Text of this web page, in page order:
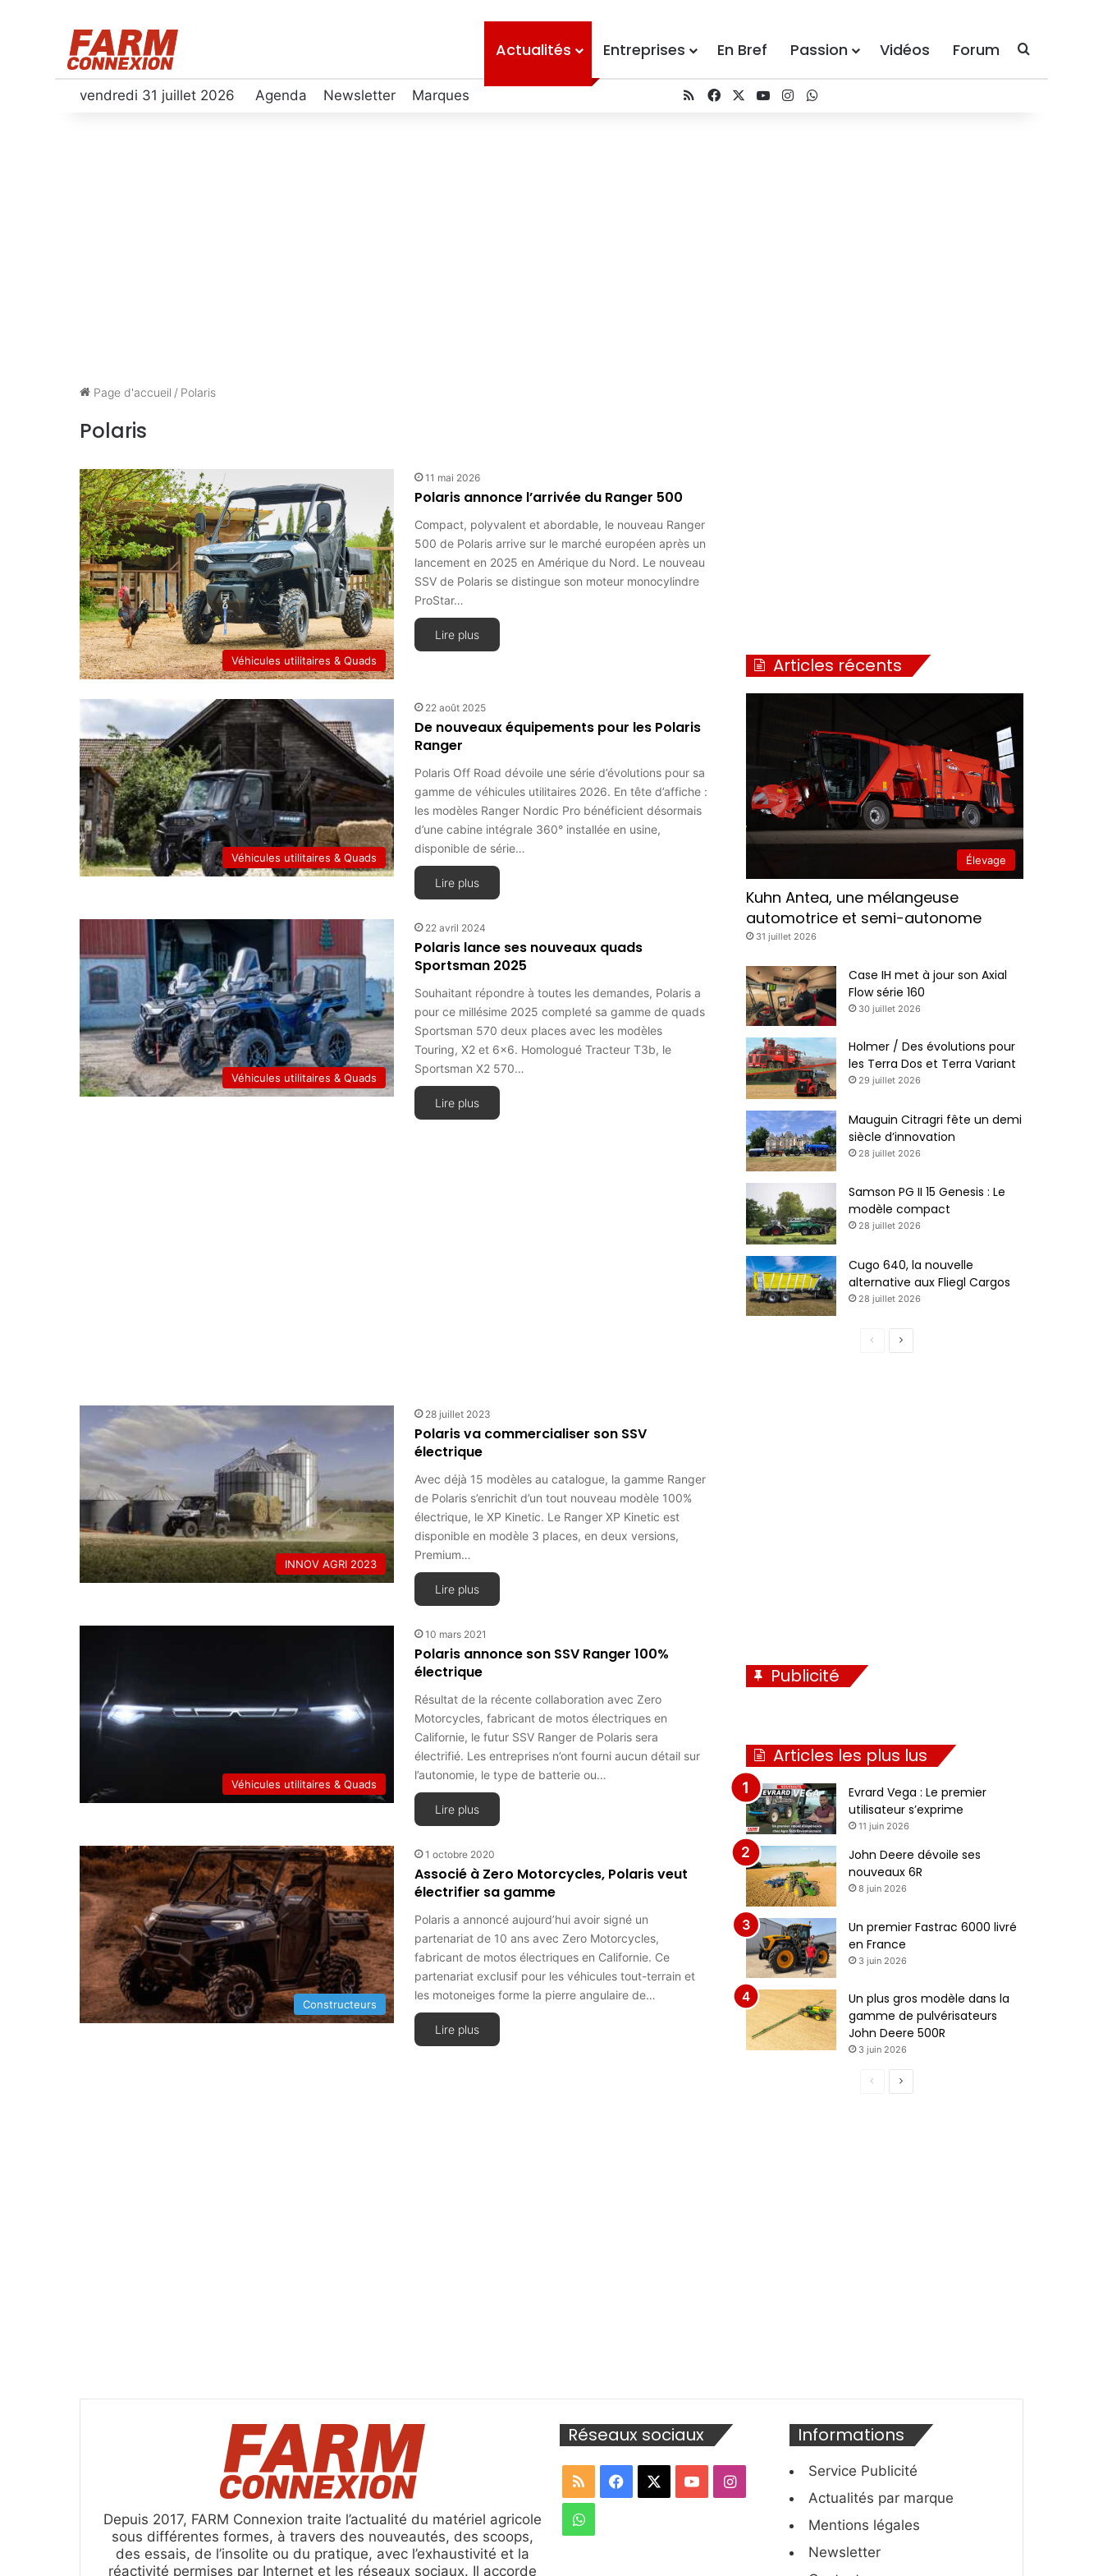
Actualités Entreprises En Bref Passion Vidéos Forum Recherche
vendredi 31 juillet 2026 Agenda Newsletter Marques RSSFacebookYouTubeInstagram
Page d'accueil / Polaris
Polaris
Véhicules utilitaires & Quads
11 mai 2026
Polaris annonce l’arrivée du Ranger 500
Compact, polyvalent et abordable, le nouveau Ranger
500 de Polaris arrive sur le marché européen après un
lancement en 2025 en Amérique du Nord. Le nouveau
SSV de Polaris se distingue son moteur monocylindre
ProStar…
Lire plus
Véhicules utilitaires & Quads
22 août 2025
De nouveaux équipements pour les Polaris
Ranger
Polaris Off Road dévoile une série d’évolutions pour sa
gamme de véhicules utilitaires 2026. En tête d’affiche :
les modèles Ranger Nordic Pro bénéficient désormais
d’une cabine intégrale 360° installée en usine,
disponible de série…
Lire plus
Véhicules utilitaires & Quads
22 avril 2024
Polaris lance ses nouveaux quads
Sportsman 2025
Souhaitant répondre à toutes les demandes, Polaris a
pour ce millésime 2025 completé sa gamme de quads
Sportsman 570 deux places avec les modèles
Touring, X2 et 6×6. Homologué Tracteur T3b, le
Sportsman X2 570…
Lire plus
INNOV AGRI 2023
28 juillet 2023
Polaris va commercialiser son SSV
électrique
Avec déjà 15 modèles au catalogue, la gamme Ranger
de Polaris s’enrichit d’un tout nouveau modèle 100%
électrique, le XP Kinetic. Le Ranger XP Kinetic est
disponible en modèle 3 places, en deux versions,
Premium…
Lire plus
Véhicules utilitaires & Quads
10 mars 2021
Polaris annonce son SSV Ranger 100%
électrique
Résultat de la récente collaboration avec Zero
Motorcycles, fabricant de motos électriques en
Californie, le futur SSV Ranger de Polaris sera
électrifié. Les entreprises n’ont fourni aucun détail sur
l’autonomie, le type de batterie ou…
Lire plus
Constructeurs
1 octobre 2020
Associé à Zero Motorcycles, Polaris veut
électrifier sa gamme
Polaris a annoncé aujourd’hui avoir signé un
partenariat de 10 ans avec Zero Motorcycles,
fabricant de motos électriques en Californie. Ce
partenariat exclusif pour les véhicules tout-terrain et
les motoneiges forme la pierre angulaire de…
Lire plus
Articles récents
Élevage
Kuhn Antea, une mélangeuse
automotrice et semi-autonome
31 juillet 2026
Case IH met à jour son Axial
Flow série 160
30 juillet 2026
Holmer / Des évolutions pour
les Terra Dos et Terra Variant
29 juillet 2026
Mauguin Citragri fête un demi
siècle d’innovation
28 juillet 2026
Samson PG II 15 Genesis : Le
modèle compact
28 juillet 2026
Cugo 640, la nouvelle
alternative aux Fliegl Cargos
28 juillet 2026
P
Publicité
Articles les plus lus
Evrard Vega : Le premier
utilisateur s’exprime
11 juin 2026
John Deere dévoile ses
nouveaux 6R
8 juin 2026
Un premier Fastrac 6000 livré
en France
3 juin 2026
Un plus gros modèle dans la
gamme de pulvérisateurs
John Deere 500R
3 juin 2026
P
Depuis 2017, FARM Connexion traite l’actualité du matériel agricole
sous différentes formes, à travers des nouveautés, des scoops,
des essais, de l’insolite ou du pratique, avec l’exhaustivité et la
réactivité permises par Internet et les réseaux sociaux. Il accorde
Réseaux sociaux
RSS Facebook YouTubeInstagram
WhatsApp
Informations
Service Publicité
Actualités par marque
Mentions légales
Newsletter